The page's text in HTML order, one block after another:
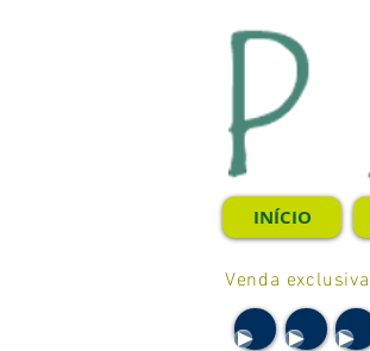
INÍCIO
Venda